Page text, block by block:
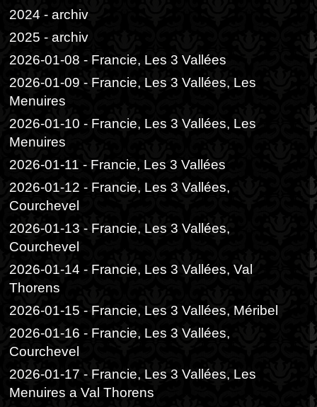
2024 - archiv
2025 - archiv
2026-01-08 - Francie, Les 3 Vallées
2026-01-09 - Francie, Les 3 Vallées, Les
Menuires
2026-01-10 - Francie, Les 3 Vallées, Les
Menuires
2026-01-11 - Francie, Les 3 Vallées
2026-01-12 - Francie, Les 3 Vallées,
Courchevel
2026-01-13 - Francie, Les 3 Vallées,
Courchevel
2026-01-14 - Francie, Les 3 Vallées, Val
Thorens
2026-01-15 - Francie, Les 3 Vallées, Méribel
2026-01-16 - Francie, Les 3 Vallées,
Courchevel
2026-01-17 - Francie, Les 3 Vallées, Les
Menuires a Val Thorens